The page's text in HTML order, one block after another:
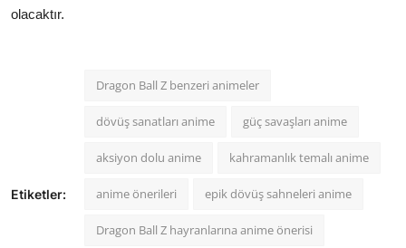
olacaktır.
Etiketler:
Dragon Ball Z benzeri animeler
dövüş sanatları anime güç savaşları anime
aksiyon dolu anime kahramanlık temalı anime
anime önerileri epik dövüş sahneleri anime
Dragon Ball Z hayranlarına anime önerisi